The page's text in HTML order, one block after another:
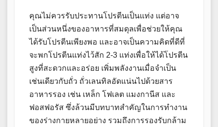
คุณไม่ควรรับประทานโปรตีนเป็นแท่ง แต่อาจ
เป็นส่วนหนึ่งของอาหารที่สมดุลเพื่อช่วยให้คุณ
ได้รับโปรตีนเพียงพอ และอาจเป็นความคิดที่ดีที่
จะพกโปรตีนแท่งไว้สัก 2-3 แท่งเพื่อให้ได้โปรตีน
สูงที่สะดวกและอร่อย เพิ่มพลังงานเมื่อจำเป็น
เช่นเดียวกับถั่ว ถั่วเลนทิลอัดแน่นไปด้วยสาร
อาหารรอง เช่น เหล็ก โฟเลต แมงกานีส และ
ฟอสฟอรัส ซึ่งล้วนมีบทบาทสำคัญในการทำงาน
ของร่างกายหลายอย่าง รวมถึงการรองรับกล้าม